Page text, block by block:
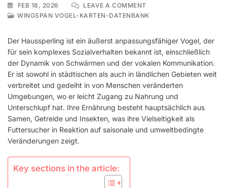
FEB 18, 2026 LEAVE A COMMENTON
HAUSSPERLING:
LEBENSRAUM,
ERNÄHRUNG
WINGSPAN VOGEL-KARTEN-DATENBANK
Der Haussperling ist ein äußerst anpassungsfähiger Vogel, der
für sein komplexes Sozialverhalten bekannt ist, einschließlich
der Dynamik von Schwärmen und der vokalen Kommunikation.
Er ist sowohl in städtischen als auch in ländlichen Gebieten weit
verbreitet und gedeiht in von Menschen veränderten
Umgebungen, wo er leicht Zugang zu Nahrung und
Unterschlupf hat. Ihre Ernährung besteht hauptsächlich aus
Samen, Getreide und Insekten, was ihre Vielseitigkeit als
Futtersucher in Reaktion auf saisonale und umweltbedingte
Veränderungen zeigt.
Key sections in the article: